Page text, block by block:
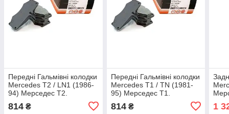
Передні Гальмівні колодки
Mercedes T2 / LN1 (1986-
94) Мерседес Т2.
Передні. Shafer АВСТРІЯ!
GDB317 , FVR239
814 ₴
Передні Гальмівні колодки
Mercedes T1 / TN (1981-
95) Мерседес Т1.
Передні. Shafer АВСТРІЯ!
GDB317 , FVR239
814₴ 1